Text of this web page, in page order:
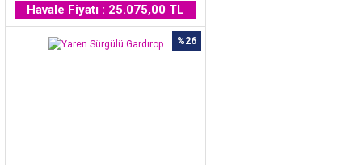
Havale Fiyatı : 25.075,00 TL
%26